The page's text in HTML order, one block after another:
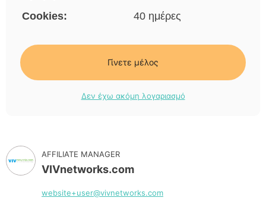
Cookies:
40 ημέρες
Γίνετε μέλος
Δεν έχω ακόμη λογαριασμό
AFFILIATE MANAGER
VIVnetworks.com
website+user@vivnetworks.com